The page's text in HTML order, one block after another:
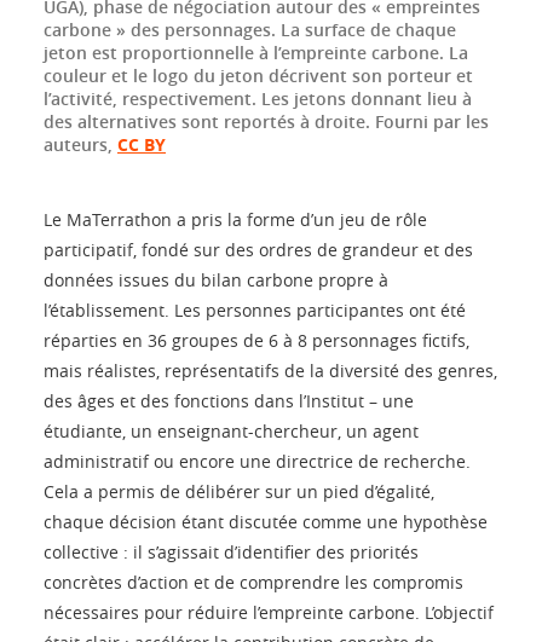
UGA), phase de négociation autour des « empreintes
carbone » des personnages. La surface de chaque
jeton est proportionnelle à l’empreinte carbone. La
couleur et le logo du jeton décrivent son porteur et
l’activité, respectivement. Les jetons donnant lieu à
des alternatives sont reportés à droite. Fourni par les
auteurs, CC BY
Le MaTerrathon a pris la forme d’un jeu de rôle
participatif, fondé sur des ordres de grandeur et des
données issues du bilan carbone propre à
l’établissement. Les personnes participantes ont été
réparties en 36 groupes de 6 à 8 personnages fictifs,
mais réalistes, représentatifs de la diversité des genres,
des âges et des fonctions dans l’Institut – une
étudiante, un enseignant-chercheur, un agent
administratif ou encore une directrice de recherche.
Cela a permis de délibérer sur un pied d’égalité,
chaque décision étant discutée comme une hypothèse
collective : il s’agissait d’identifier des priorités
concrètes d’action et de comprendre les compromis
nécessaires pour réduire l’empreinte carbone. L’objectif